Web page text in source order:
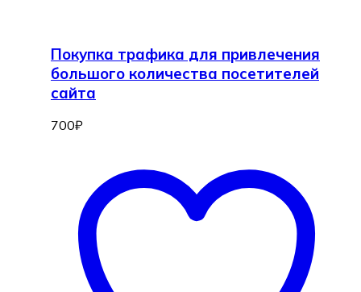
Покупка трафика для привлечения
большого количества посетителей
сайта
700₽